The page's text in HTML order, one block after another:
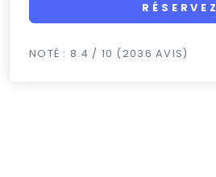
RÉSERVEZ
NOTÉ : 8.4 / 10 (2036 AVIS)